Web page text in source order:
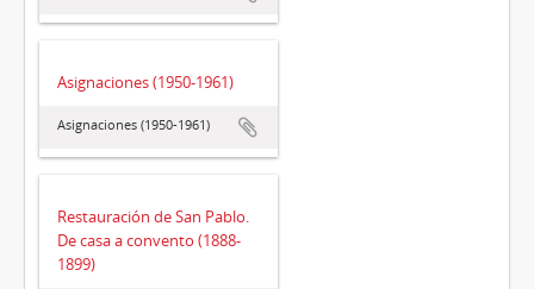
Asignaciones (1950-1961)
Asignaciones (1950-1961)
Restauración de San Pablo.
De casa a convento (1888-
1899)